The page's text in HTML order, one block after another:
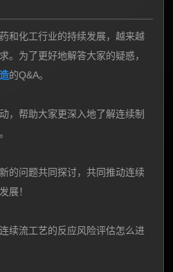
和化工行业的持续发展，越来越
。为了更好地解答大家的疑惑，
的Q&A。
，帮助大家更深入地了解连续制
的问题共同探讨，共同推动连续
展！
续流工艺的反应风险评估怎么进